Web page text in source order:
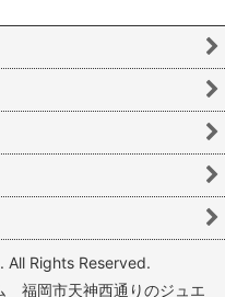
Rights Reserved.
福岡市天神西通りのジュエ